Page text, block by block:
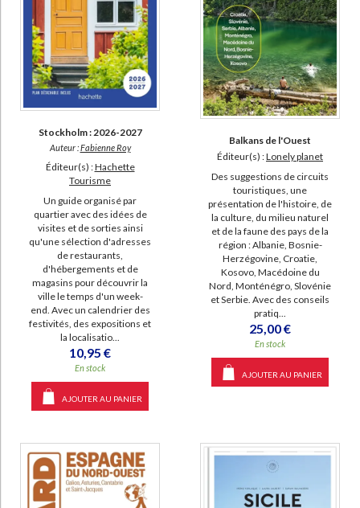
Stockholm : 2026-2027
Auteur :Fabienne Roy
Éditeur(s) :Hachette
Tourisme
Un guide organisé par
quartier avec des idées de
visites et de sorties ainsi
qu'une sélection d'adresses
de restaurants,
d'hébergements et de
magasins pour découvrir la
ville le temps d'un week-
end. Avec un calendrier des
festivités, des expositions et
la localisatio...
10,95 €
En stock
AJOUTER AU PANIER
Balkans de l'Ouest
Éditeur(s) :Lonely planet
Des suggestions de circuits
touristiques, une
présentation de l'histoire, de
la culture, du milieu naturel
et de la faune des pays de la
région : Albanie, Bosnie-
Herzégovine, Croatie,
Kosovo, Macédoine du
Nord, Monténégro, Slovénie
et Serbie. Avec des conseils
pratiq...
25,00 €
En stock
AJOUTER AU PANIER